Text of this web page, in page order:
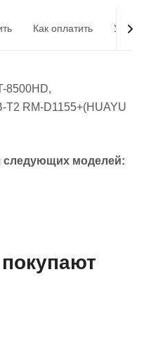
Как оплатить
8500HD,
T2 RM-D1155+(HUAYU
следующих моделей: